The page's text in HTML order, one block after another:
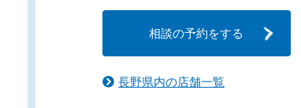
相談の予約をする
長野県内の店舗一覧